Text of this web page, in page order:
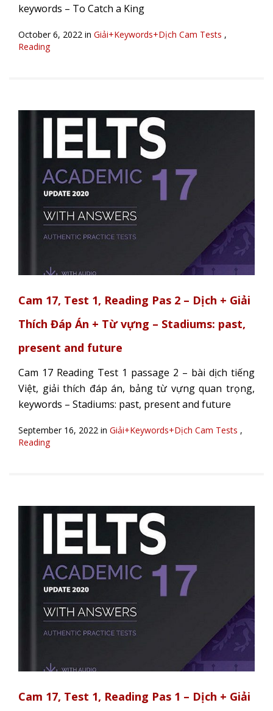
keywords – To Catch a King
October 6, 2022 in Giải+Keywords+Dịch Cam Tests ,
Reading
Cam 17, Test 1, Reading Pas 2 – Dịch + Giải
Thích Đáp Án + Từ vựng – Stadiums: past,
present and future
Cam 17 Reading Test 1 passage 2 – bài dịch tiếng
Việt, giải thích đáp án, bảng từ vựng quan trọng,
keywords – Stadiums: past, present and future
September 16, 2022 in Giải+Keywords+Dịch Cam Tests ,
Reading
Cam 17, Test 1, Reading Pas 1 – Dịch + Giải